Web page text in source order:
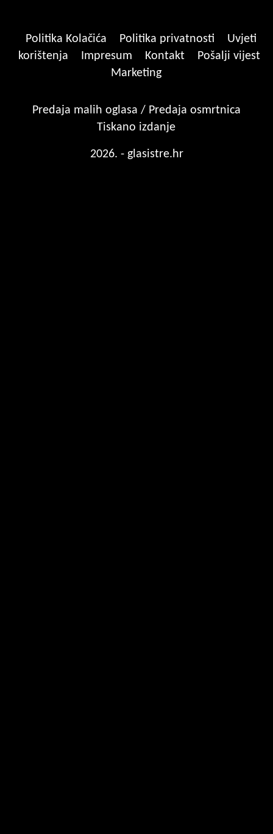
Politika Kolačića Politika privatnosti
Uvjeti
korištenja
Impresum Kontakt
Pošalji vijest
Marketing
Predaja malih oglasa / Predaja osmrtnica
Tiskano izdanje
2026. - glasistre.hr